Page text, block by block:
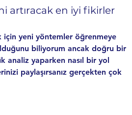
artıracak en iyi fikirler
yeni yöntemler öğrenmeye
biliyorum ancak doğru bir
analiz yaparken nasıl bir yol
paylaşırsanız gerçekten çok